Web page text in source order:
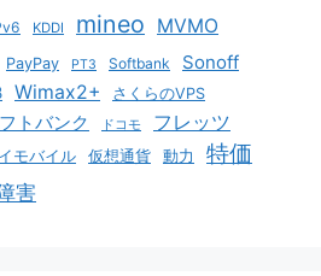
KDDI mineo MVMO
PayPay PT3 Softbank Sonoff
Wimax2+ さくらのVPS
トバンク ドコモ フレッツ
モバイル 仮想通貨 動力 特価
害